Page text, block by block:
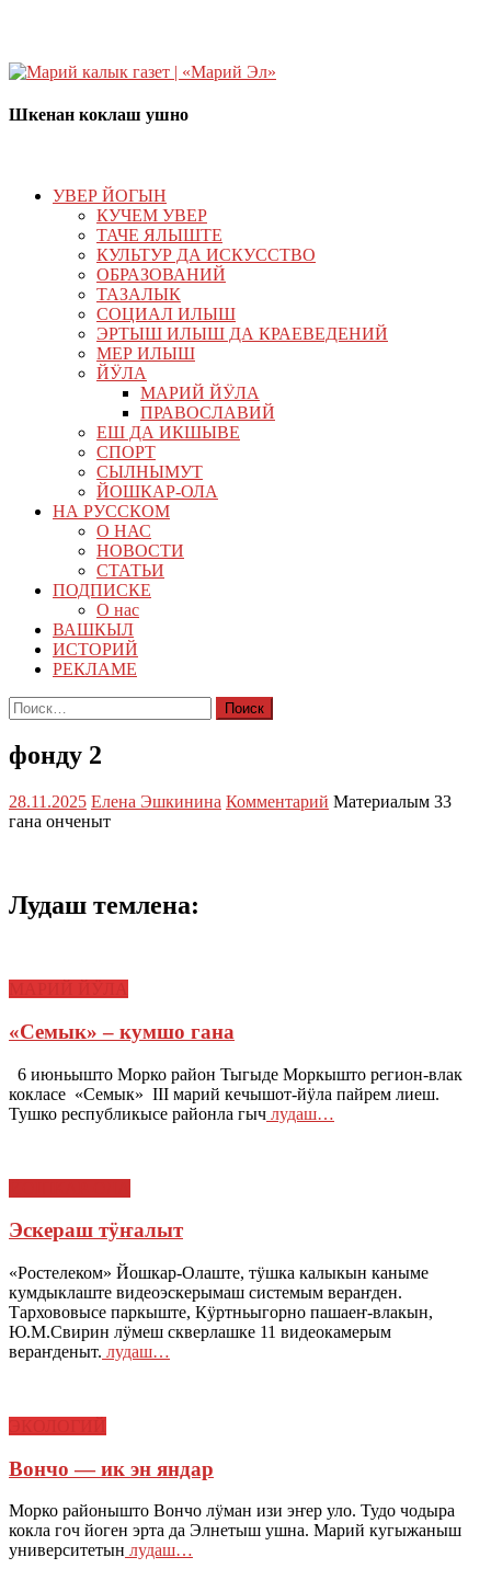
Шкенан коклаш ушно
УВЕР ЙОГЫН
КУЧЕМ УВЕР
ТАЧЕ ЯЛЫШТЕ
КУЛЬТУР ДА ИСКУССТВО
ОБРАЗОВАНИЙ
ТАЗАЛЫК
СОЦИАЛ ИЛЫШ
ЭРТЫШ ИЛЫШ ДА КРАЕВЕДЕНИЙ
МЕР ИЛЫШ
ЙӰЛА
МАРИЙ ЙӰЛА
ПРАВОСЛАВИЙ
ЕШ ДА ИКШЫВЕ
СПОРТ
СЫЛНЫМУТ
ЙОШКАР-ОЛА
НА РУССКОМ
О НАС
НОВОСТИ
СТАТЬИ
ПОДПИСКЕ
О нас
ВАШКЫЛ
ИСТОРИЙ
РЕКЛАМЕ
Найти:
фонду 2
28.11.2025 Елена Эшкинина Комментарий Материалым 33
гана онченыт
Лудаш темлена:
«Семык» – кумшо гана
6 июньышто Морко район Тыгыде Моркышто регион-влак
кокласе «Семык» III марий кечышот-йӱла пайрем лиеш.
Тушко республикысе районла гыч лудаш…
Эскераш тӱҥалыт
«Ростелеком» Йошкар-Олаште, тӱшка калыкын каныме
кумдыклаште видеоэскерымаш системым вераҥден.
Тархововысе паркыште, Кӱртньыгорно пашаеҥ-влакын,
Ю.М.Свирин лӱмеш скверлашке 11 видеокамерым
вераҥденыт. лудаш…
Вончо — ик эн яндар
Морко районышто Вончо лӱман изи эҥер уло. Тудо чодыра
кокла гоч йоген эрта да Элнетыш ушна. Марий кугыжаныш
университетын лудаш…